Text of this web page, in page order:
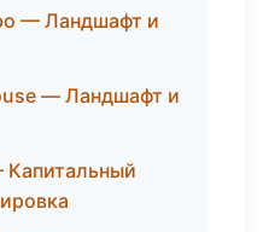
— Ландшафт и
— Ландшафт и